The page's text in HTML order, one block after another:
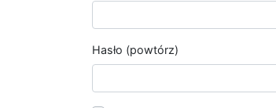
Hasło (powtórz)